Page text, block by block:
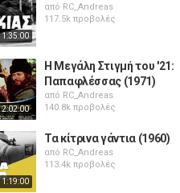
1:35:00
από RC_Andreas
117.5k προβολές
2:02:00
Η Μεγάλη Στιγμή του '21:
Παπαφλέσσας (1971)
από RC_Andreas
140.8k προβολές
1:19:00
Τα κίτρινα γάντια (1960)
από RC_Andreas
113.4k προβολές